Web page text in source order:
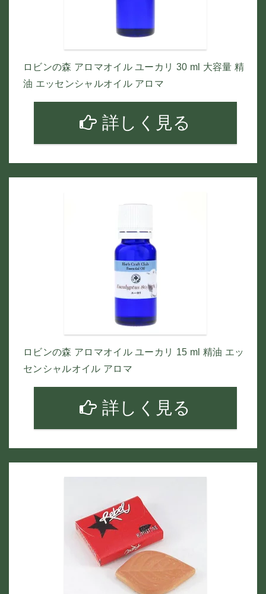
ロビンの森 アロマオイル ユーカリ 30 ml 大容量 精
油 エッセンシャルオイル アロマ
詳しく見る
ロビンの森 アロマオイル ユーカリ 15 ml 精油 エッ
センシャルオイル アロマ
詳しく見る